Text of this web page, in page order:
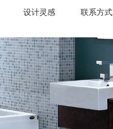
设计灵感 联系方式